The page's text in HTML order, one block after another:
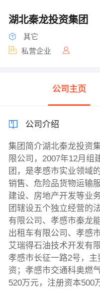
湖北秦龙投资集团
其它
私营企业
公司主页
公司介绍
集团简介湖北秦龙投资
限公司，2007年12月组
团，是孝感市实业领域
销售、危险品货物运输
建设、房地产开发等业
团辖设五个独立经营的
有限公司、孝感市秦龙
出租车有限公司、孝感
艾瑞得石油技术开发有
孝感市长征一路2号，
资；孝感市交通科奥燃
520万元，注册资本500